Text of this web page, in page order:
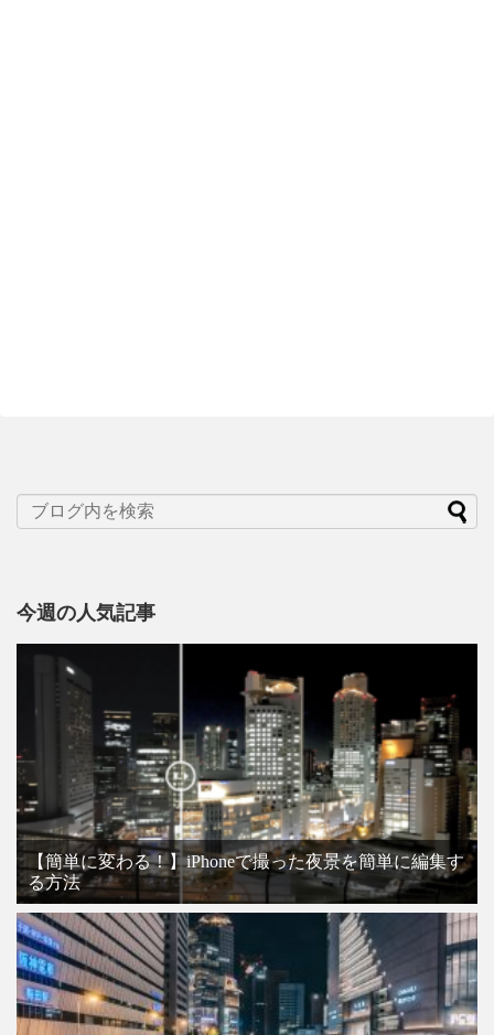
今週の人気記事
【簡単に変わる！】iPhoneで撮った夜景を簡単に編集す
る方法